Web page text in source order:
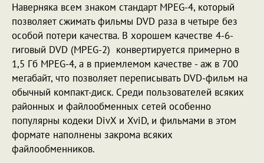
Наверняка всем знаком стандарт MPEG-4, который
позволяет сжимать фильмы DVD раза в четыре без
особой потери качества. В хорошем качестве 4-6-
гиговый DVD (MPEG-2) конвертируется примерно в
1,5 Гб MPEG-4, а в приемлемом качестве - аж в 700
мегабайт, что позволяет переписывать DVD-фильм на
обычный компакт-диск. Среди пользователей всяких
районных и файлообменных сетей особенно
популярны кодеки DivX и XviD, и фильмами в этом
формате наполнены закрома всяких
файлообменников.